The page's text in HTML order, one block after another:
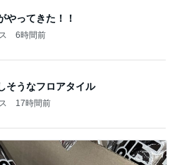
やってきた！！
6時間前
そうなフロアタイル
17時間前